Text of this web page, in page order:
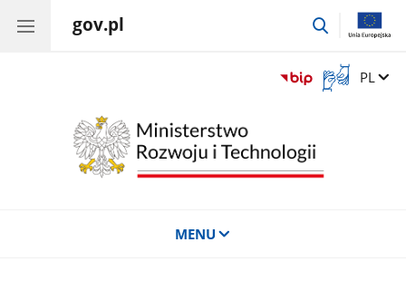
gov.pl
przejdź
Otwórz
okno
migowego
Zmień
PL
MENU